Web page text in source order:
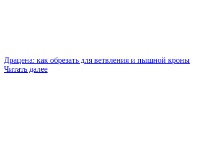
Драцена: как обрезать для ветвления и пышной кроны
Читать далее